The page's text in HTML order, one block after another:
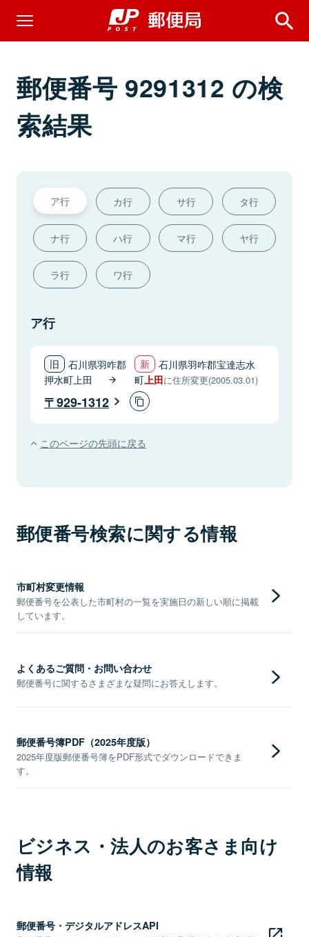
郵便番号 9291312 の検
索結果
ア行 カ行 サ行 タ行
ナ行 ハ行 マ行 ヤ行
ラ行 ワ行
ア行
石川県羽咋郡
押水町上田
石川県羽咋郡宝達志水
町 上田に住所変更(2005.03.01)
929-1312
このページの先頭に戻る
郵便番号検索に関する情報
市町村変更情報
郵便番号を公表した市町村の一覧を実施日の新しい順に掲載
しています。
よくあるご質問・お問い合わせ
郵便番号に関するさまざまな疑問にお答えします。
郵便番号簿PDF（2025年度版）
2025年度版郵便番号簿をPDF形式でダウンロードできま
す。
ビジネス・法人のお客さま向け
情報
郵便番号・デジタルアドレスAPI